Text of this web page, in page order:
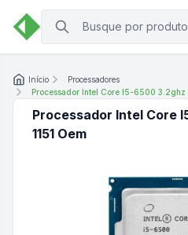
Início
Processadores
Processador Intel Core I5-6500 3.2ghz
Processador Intel Core
1151 Oem